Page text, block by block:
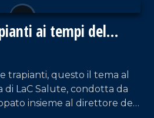
ai tempi del
trapianti, questo il tema al
LaC Salute, condotta da
insieme al direttore del